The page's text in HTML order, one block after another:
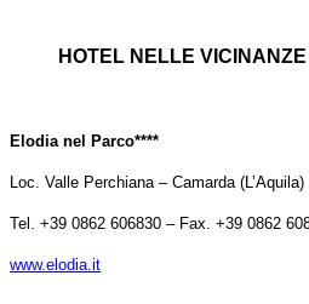
HOTEL NELLE
Elodia nel Parco****
Loc. Valle Perchiana – Camarda (L’Aquila)
Tel. +39 0862 606830 – Fax. +39 0862
www.elodia.it